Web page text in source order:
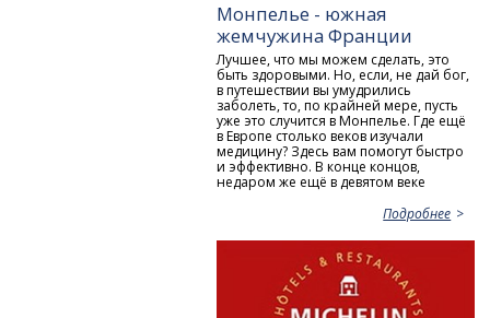
Монпелье - южная
жемчужина Франции
Лучшее, что мы можем сделать, это
быть здоровыми. Но, если, не дай бог,
в путешествии вы умудрились
заболеть, то, по крайней мере, пусть
уже это случится в Монпелье. Где ещё
в Европе столько веков изучали
медицину? Здесь вам помогут быстро
и эффективно. В конце концов,
недаром же ещё в девятом веке
Подробнее